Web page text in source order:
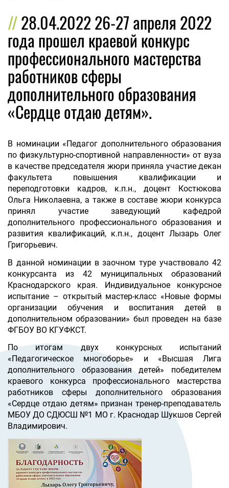
28.04.2022 26-27 апреля 2022
года прошел краевой конкурс
профессионального мастерства
работников сферы
дополнительного образования
«Сердце отдаю детям».
В номинации «Педагог дополнительного образования
по физкультурно-спортивной направленности» от вуза
в качестве председателя жюри приняла участие декан
факультета повышения квалификации и
переподготовки кадров, к.п.н., доцент Костюкова
Ольга Николаевна, а также в составе жюри конкурса
принял участие заведующий кафедрой
дополнительного профессионального образования и
развития квалификаций, к.п.н., доцент Лызарь Олег
Григорьевич.
В данной номинации в заочном туре участвовало 42
конкурсанта из 42 муниципальных образований
Краснодарского края. Индивидуальное конкурсное
испытание – открытый мастер-класс «Новые формы
организации обучения и воспитания детей в
дополнительном образовании» был проведен на базе
ФГБОУ ВО КГУФКСТ.
По итогам двух конкурсных испытаний
«Педагогическое многоборье» и «Высшая Лига
дополнительного образования детей» победителем
краевого конкурса профессионального мастерства
работников сферы дополнительного образования
«Сердце отдаю детям» признан тренер-преподаватель
МБОУ ДО СДЮСШ №1 МО г. Краснодар Шукшов Сергей
Владимирович.